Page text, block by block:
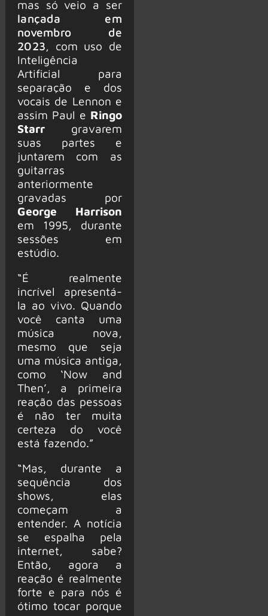
mas só veio a ser
lançada em
novembro de
2023 , com uso de
Inteligência
Artificial para
separação e dos
vocais de Lennon e
assim Paul e Ringo
Starr gravarem
suas partes e
juntarem com as
guitarras
anteriormente
gravadas por
George Harrison
em 1995, durante
sessões em
estúdio.
“É realmente
incrível apresentá-
la ao vivo. Quando
você canta uma
música nova,
mesmo que seja
uma música antiga,
como ‘Now and
Then’, a primeira
reação das pessoas
é não ter muita
certeza do você
está fazendo.”
“Mas, durante a
sequência dos
shows, elas
começam a
entender. A notícia
se espalha pela
internet, sabe?
Então, agora a
reação é realmente
forte e para nós é
ótimo tocar porque